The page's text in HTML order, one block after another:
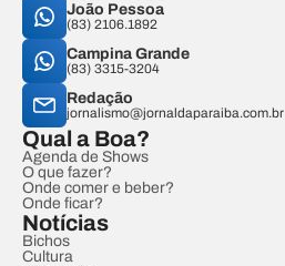
João Pessoa
(83) 2106.1892
Campina Grande
(83) 3315-3204
Redação
jornalismo@jornaldaparaiba.com.br
Qual a Boa?
Agenda de Shows
O que fazer?
Onde comer e beber?
Onde ficar?
Notícias
Bichos
Cultura